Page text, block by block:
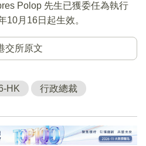
Polop 先生已獲委任為執行
10月16日起生效。
交所原文
HK 行政總裁